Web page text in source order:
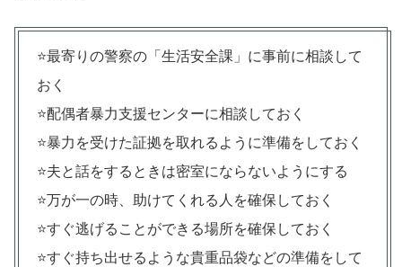
⭐️最寄りの警察の「生活安全課」に事前に相談して
おく
⭐️配偶者暴力支援センターに相談しておく
⭐️暴力を受けた証拠を取れるように準備をしておく
⭐️夫と話をするときは密室にならないようにする
⭐️万が一の時、助けてくれる人を確保しておく
⭐️すぐ逃げることができる場所を確保しておく
⭐️すぐ持ち出せるような貴重品袋などの準備をして